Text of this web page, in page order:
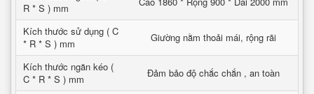
R * S ) mm
Kích thước sử dụng ( C
* R * S ) mm
Giường nằm thoải mái, rộng rãi
Kích thước ngăn kéo (
C * R * S ) mm
Đảm bảo độ chắc chắn , an toàn